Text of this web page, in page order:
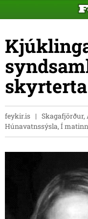
skyrterta
feykir.is
Skagafjörður,
Húnavatnssýsla, Í